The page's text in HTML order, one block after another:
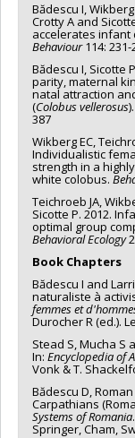
Bădescu I, Wikberg
Crotty A and
accelerates
Behaviour114: 231-
Bădescu I, Sicotte
parity, maternal
natal attraction
(Colobus vellerosus
387
Wikberg EC,
Individualistic
strength in a
white colobus.
Teichroeb JA,
Sicotte P. 2012.
optimal group
Behavioral Ecology
Book Chapters
Bădescu I and
naturaliste à
femmes et
Durocher R (ed.).
Stead S, Mucha S
In: Encyclopedia of
Vonk & T.
Bădescu D,
Carpathians
Systems of Romania
Springer, Cham,